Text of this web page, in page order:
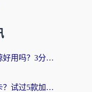
海外党必看：穿梭和柠檬鲸好用吗？3分钟教你选对回国加速器
在国外怎么收看亚洲杯不卡？试过5款加速器后，我选了这一个（附避坑指南）